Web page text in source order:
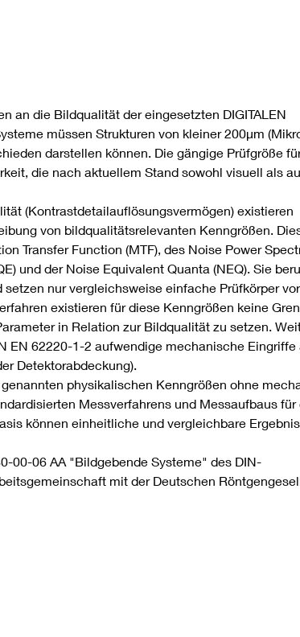
an die Bildqualität der eingesetzten DIGITALEN
müssen Strukturen von kleiner 200µm
darstellen können. Die gängige Prüfgröße
die nach aktuellem Stand sowohl visuell als
(Kontrastdetailauflösungsvermögen) existieren
von bildqualitätsrelevanten Kenngrößen.
Transfer Function (MTF), des Noise Power
und der Noise Equivalent Quanta (NEQ). Sie
nur vergleichsweise einfache Prüfkörper
existieren für diese Kenngrößen keine
in Relation zur Bildqualität zu setzen.
EN 62220-1-2 aufwendige mechanische Eingriffe
Detektorabdeckung).
physikalischen Kenngrößen ohne
Messverfahrens und Messaufbaus
können einheitliche und vergleichbare
00-06 AA "Bildgebende Systeme" des DIN-
mit der Deutschen